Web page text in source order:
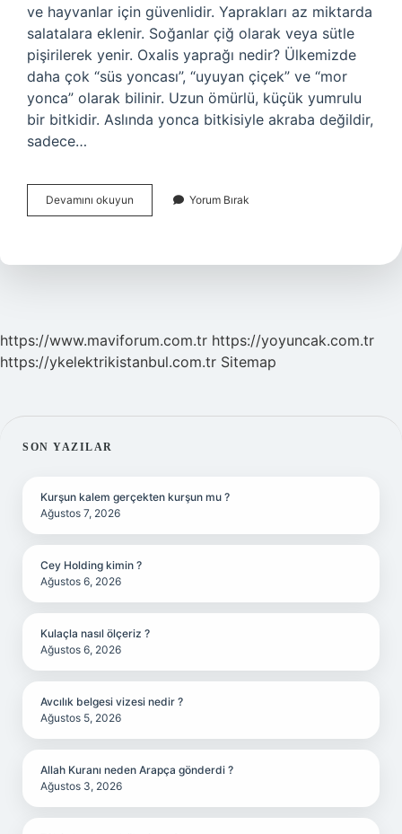
ve hayvanlar için güvenlidir. Yaprakları az miktarda
salatalara eklenir. Soğanlar çiğ olarak veya sütle
pişirilerek yenir. Oxalis yaprağı nedir? Ülkemizde
daha çok “süs yoncası”, “uyuyan çiçek” ve “mor
yonca” olarak bilinir. Uzun ömürlü, küçük yumrulu
bir bitkidir. Aslında yonca bitkisiyle akraba değildir,
sadece…
Devamını okuyun
Ekşi
Mi
Yorum Bırak
https://www.maviforum.com.tr https://yoyuncak.com.tr
https://ykelektrikistanbul.com.tr Sitemap
SIDEBAR
SON YAZILAR
Kurşun kalem gerçekten kurşun mu ?
Ağustos 7, 2026
Cey Holding kimin ?
Ağustos 6, 2026
Kulaçla nasıl ölçeriz ?
Ağustos 6, 2026
Avcılık belgesi vizesi nedir ?
Ağustos 5, 2026
Allah Kuranı neden Arapça gönderdi ?
Ağustos 3, 2026